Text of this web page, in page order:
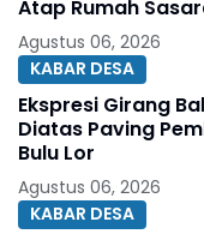
Atap Rumah
Agustus 06, 2026
KABAR DESA
Ekspresi Girang
Diatas Paving
Bulu Lor
Agustus 06, 2026
KABAR DESA